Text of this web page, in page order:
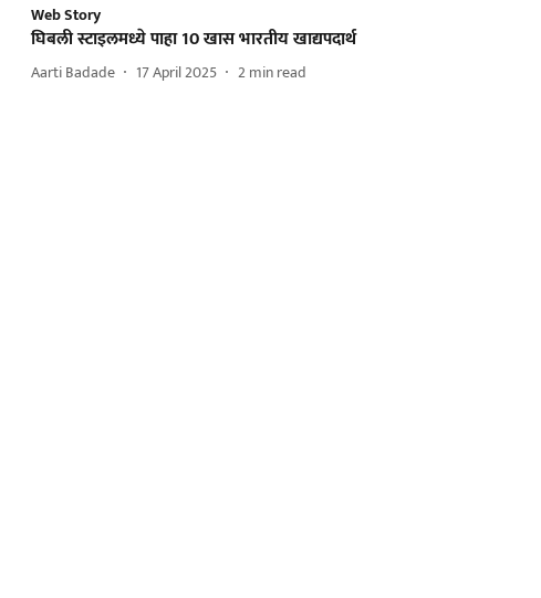
Web Story
घिबली स्टाइलमध्ये पाहा 10 खास भारतीय खाद्यपदार्थ
Aarti Badade 17 April 2025 2min read